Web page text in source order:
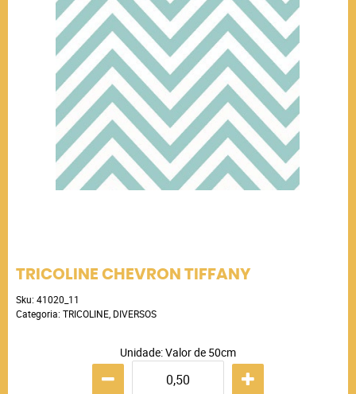
TRICOLINE CHEVRON TIFFANY
Sku: 41020_11
Categoria: TRICOLINE DIVERSOS
Unidade: Valor de 50cm